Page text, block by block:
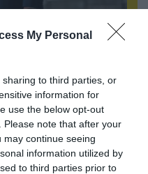
My Personal
to third parties, or
information for
use the below opt-out
note that after your
continue seeing
information utilized by
to third parties prior to
χώρες του Κόλπου: